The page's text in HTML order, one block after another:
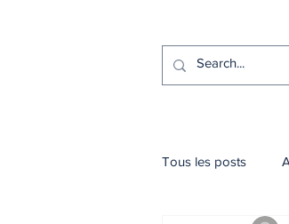
Tous les posts